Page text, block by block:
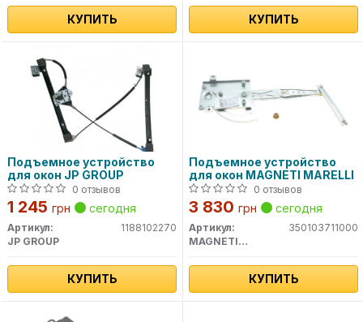
КУПИТЬ КУПИТЬ
Подъемное устройство
для окон JP GROUP
0 отзывов
1 245 грн сегодня
Артикул:
1188102270
JP GROUP
КУПИТЬ
Подъемное устройство
для окон MAGNETI MARELLI
0 отзывов
3 830 грн сегодня
Артикул:
350103711000
MAGNETI MARELLI
КУПИТЬ